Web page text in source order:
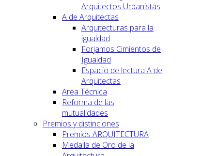
Arquitectos Urbanistas
A de Arquitectas
Arquitecturas para la
igualdad
Forjamos Cimientos de
Igualdad
Espacio de lectura A de
Arquitectas
Area Técnica
Reforma de las
mutualidades
Premios y distinciones
Premios ARQUITECTURA
Medalla de Oro de la